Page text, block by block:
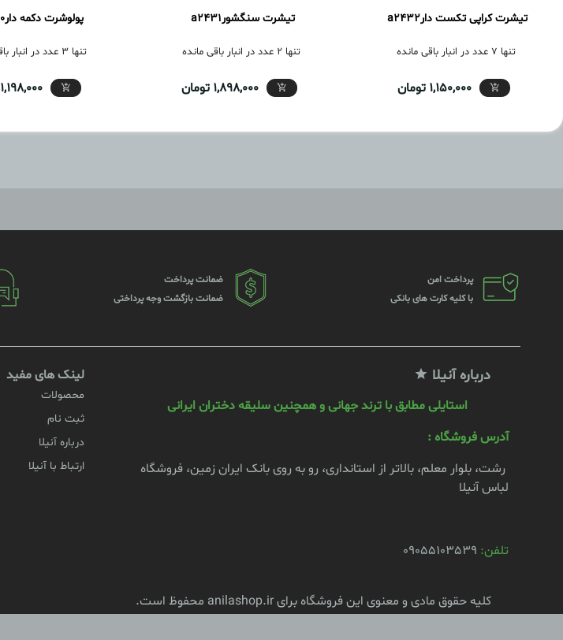
تیشرت کراپی تکست دارa2432
تنها 7 عدد در انبار باقی مانده
1,150,000 تومان
تیشرت سنگشورa2431
تنها 2 عدد در انبار باقی مانده
1,898,000 تومان
پولوشرت دکمه دارa2430
تنها 3 عدد در انبار باقی مانده
1,198,000 تومان
پرداخت امن
با کلیه کارت های بانکی
ضمانت پرداخت
ضمانت بازگشت وجه پرداختی
درباره آنیلا
استایلی مطابق با ترند جهانی و همچنین سلیقه دختران ایرانی
آدرس فروشگاه :
رشت، بلوار معلم، بالاتر از استانداری، رو به روی بانک ایران زمین، فروشگاه
لباس آنیلا
تلفن: 09055103539
لینک های مفید
محصولات
ثبت نام
درباره آنیلا
ارتباط با آنیلا
کلیه حقوق مادی و معنوی این فروشگاه برای anilashop.ir محفوظ است.